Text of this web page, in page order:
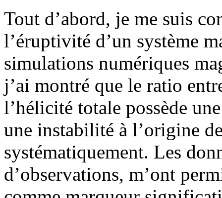
Tout d’abord, je me suis
l’éruptivité d’un système
simulations numériques
j’ai montré que le ratio
l’hélicité totale possède
une instabilité à l’origine
systématiquement. Les
d’observations, m’ont